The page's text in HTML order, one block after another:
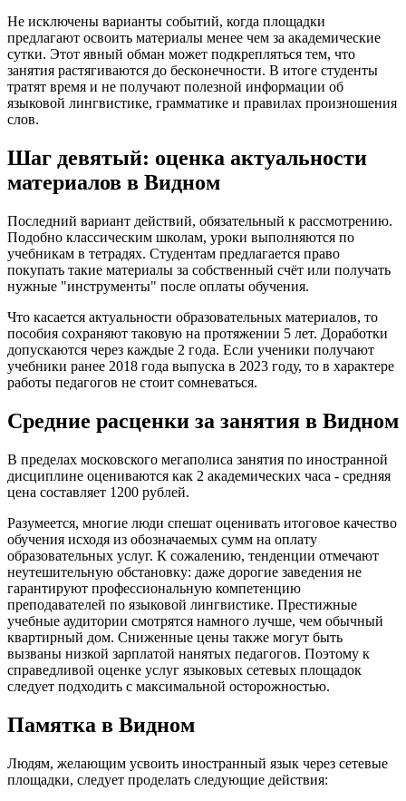
Не исключены варианты событий, когда площадки
предлагают освоить материалы менее чем за академические
сутки. Этот явный обман может подкрепляться тем, что
занятия растягиваются до бесконечности. В итоге студенты
тратят время и не получают полезной информации об
языковой лингвистике, грамматике и правилах произношения
слов.
Шаг девятый: оценка актуальности
материалов в Видном
Последний вариант действий, обязательный к рассмотрению.
Подобно классическим школам, уроки выполняются по
учебникам в тетрадях. Студентам предлагается право
покупать такие материалы за собственный счёт или получать
нужные "инструменты" после оплаты обучения.
Что касается актуальности образовательных материалов, то
пособия сохраняют таковую на протяжении 5 лет. Доработки
допускаются через каждые 2 года. Если ученики получают
учебники ранее 2018 года выпуска в 2023 году, то в характере
работы педагогов не стоит сомневаться.
Средние расценки за занятия в Видном
В пределах московского мегаполиса занятия по иностранной
дисциплине оцениваются как 2 академических часа - средняя
цена составляет 1200 рублей.
Разумеется, многие люди спешат оценивать итоговое качество
обучения исходя из обозначаемых сумм на оплату
образовательных услуг. К сожалению, тенденции отмечают
неутешительную обстановку: даже дорогие заведения не
гарантируют профессиональную компетенцию
преподавателей по языковой лингвистике. Престижные
учебные аудитории смотрятся намного лучше, чем обычный
квартирный дом. Сниженные цены также могут быть
вызваны низкой зарплатой нанятых педагогов. Поэтому к
справедливой оценке услуг языковых сетевых площадок
следует подходить с максимальной осторожностью.
Памятка в Видном
Людям, желающим усвоить иностранный язык через сетевые
площадки, следует проделать следующие действия: